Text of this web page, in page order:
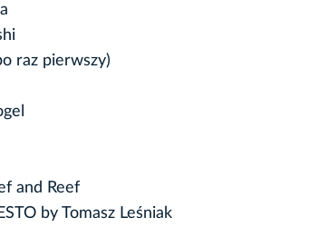
raz pierwszy)
and Reef
by Tomasz Leśniak